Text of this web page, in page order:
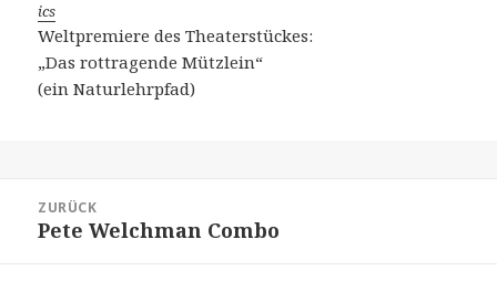
ics
Weltpremiere des Theaterstückes:
„Das rottragende Mützlein“
(ein Naturlehrpfad)
ZURÜCK
Vorheriger
Pete Welchman Combo